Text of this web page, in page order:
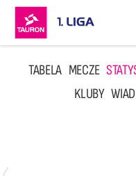
TABELA MECZE
KLUBY